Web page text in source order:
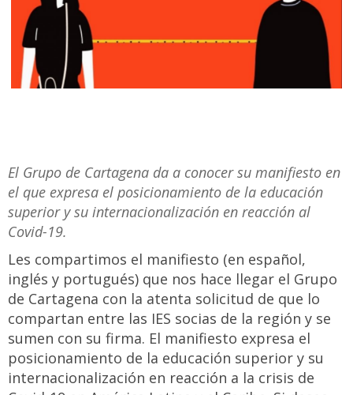
El Grupo de Cartagena da a conocer su manifiesto en
el que expresa el posicionamiento de la educación
superior y su internacionalización en reacción al
Covid-19.
Les compartimos el manifiesto (en español,
inglés y portugués) que nos hace llegar el Grupo
de Cartagena con la atenta solicitud de que lo
compartan entre las IES socias de la región y se
sumen con su firma. El manifiesto expresa el
posicionamiento de la educación superior y su
internacionalización en reacción a la crisis de